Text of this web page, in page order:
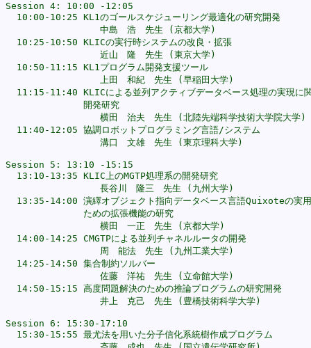
Session 4: 10:00 -12:05
  10:00-10:25 KL1のゴールスケジューリング最適化の研究開発
                 中島　浩　先生 (京都大学)
  10:25-10:50 KLICの実行時システムの改良・拡張
                 近山　隆　先生 (東京大学)
  10:50-11:15 KL1プログラム開発支援ツール
                 上田　和紀　先生 (早稲田大学)
11:15-11:40 KLICによる並列アクティブデータベース処理の実現に
              開発研究
                 横田　治夫　先生 (北陸先端科学技術大学院大学)
  11:40-12:05 協調ロボットプログラミング言語/システム
                 溝口　文雄　先生 (東京理科大学)
Session 5: 13:10 -15:15
  13:10-13:35 KLIC上のMGTP処理系の開発研究
                 長谷川　隆三　先生 (九州大学)
13:35-14:00 演繹オブジェクト指向データベース言語Quixoteの実
              ための拡張機能の研究
                 横田　一正　先生 (京都大学)
  14:00-14:25 CMGTPによる並列チャネルルータの開発
                 周　能法　先生 (九州工業大学)
  14:25-14:50 集合制約ソルバー
                 佐藤　洋祐　先生 (立命館大学)
  14:50-15:15 高度問題解決のための推論プログラムの研究開発
                 井上　克己　先生 (豊橋技術科学大学)
Session 6: 15:30-17:10
  15:30-15:55 最尤法を用いた分子信化系統樹作成プログラム